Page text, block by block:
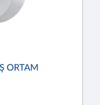
ORTAM